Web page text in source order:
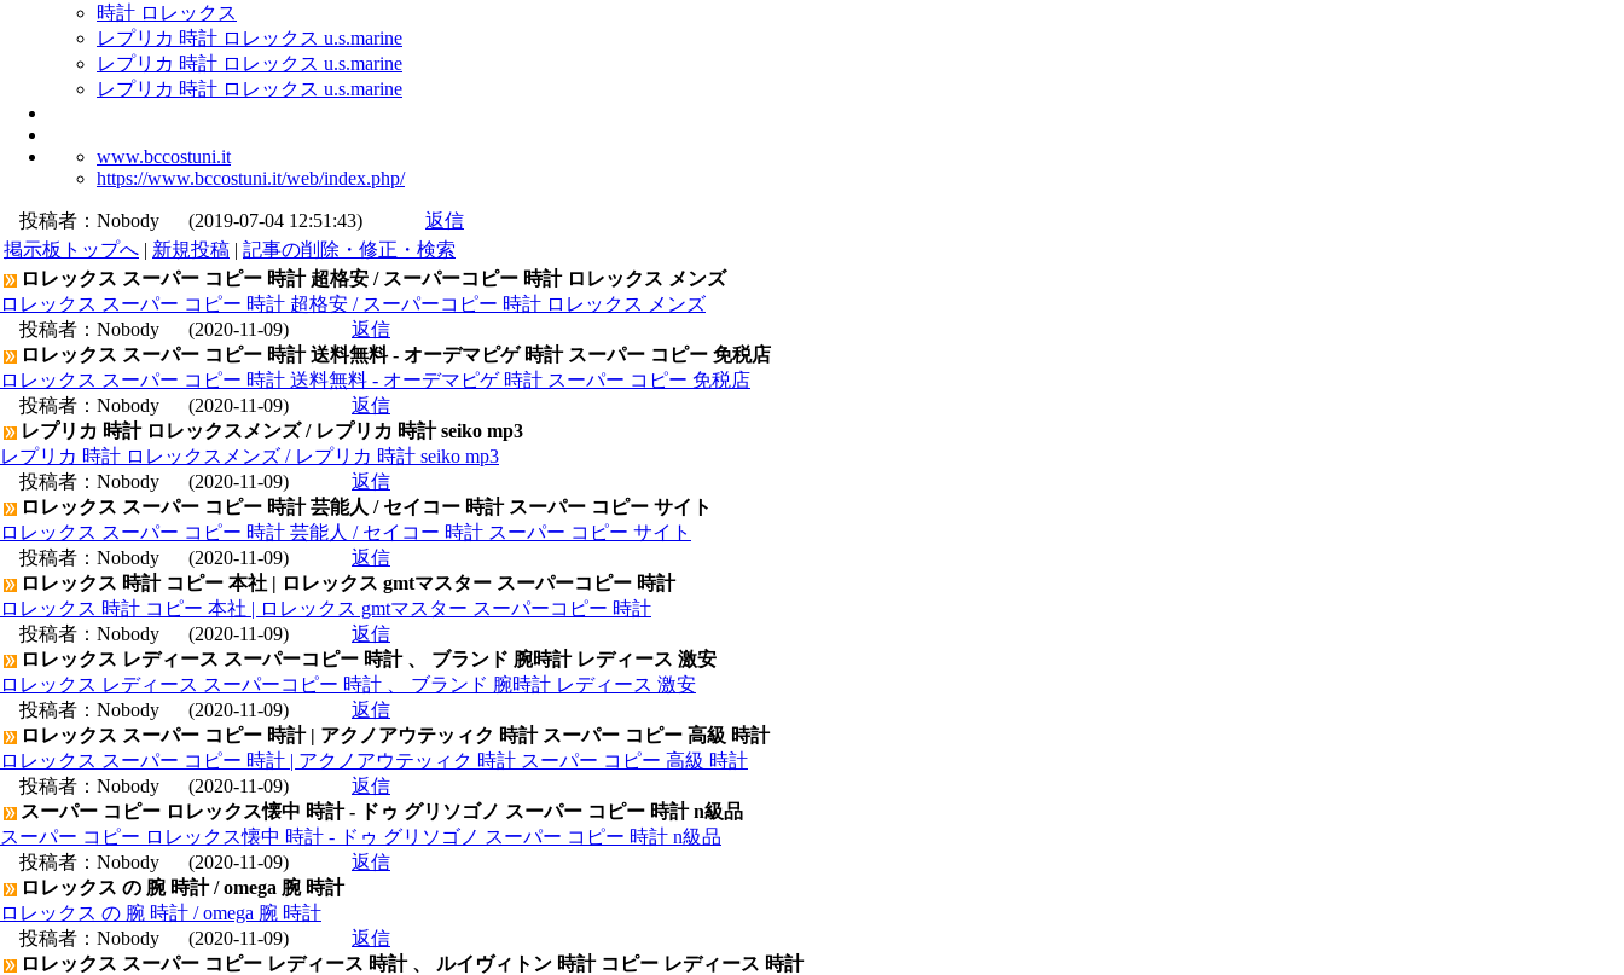
時計 ロレックス
レプリカ 時計 ロレックス u.s.marine
レプリカ 時計 ロレックス u.s.marine
レプリカ 時計 ロレックス u.s.marine
www.bccostuni.it
https://www.bccostuni.it/web/index.php/
投稿者： Nobody (2019-07-04 12:51:43)
返信
掲示板トップへ | 新規投稿 | 記事の削除・修正・検索
ロレックス スーパー コピー 時計 超格安 / スーパーコピー 時計 ロレックス メンズ
ロレックス スーパー コピー 時計 超格安 / スーパーコピー 時計 ロレックス メンズ
投稿者： Nobody (2020-11-09)
返信
ロレックス スーパー コピー 時計 送料無料 - オーデマピゲ 時計 スーパー コピー 免税店
ロレックス スーパー コピー 時計 送料無料 - オーデマピゲ 時計 スーパー コピー 免税店
投稿者： Nobody (2020-11-09)
返信
レプリカ 時計 ロレックスメンズ / レプリカ 時計 seiko mp3
レプリカ 時計 ロレックスメンズ / レプリカ 時計 seiko mp3
投稿者： Nobody (2020-11-09)
返信
ロレックス スーパー コピー 時計 芸能人 / セイコー 時計 スーパー コピー サイト
ロレックス スーパー コピー 時計 芸能人 / セイコー 時計 スーパー コピー サイト
投稿者： Nobody (2020-11-09)
返信
ロレックス 時計 コピー 本社 | ロレックス gmtマスター スーパーコピー 時計
ロレックス 時計 コピー 本社 | ロレックス gmtマスター スーパーコピー 時計
投稿者： Nobody (2020-11-09)
返信
ロレックス レディース スーパーコピー 時計 、 ブランド 腕時計 レディース 激安
ロレックス レディース スーパーコピー 時計 、 ブランド 腕時計 レディース 激安
投稿者： Nobody (2020-11-09)
返信
ロレックス スーパー コピー 時計 | アクノアウテッィク 時計 スーパー コピー 高級 時計
ロレックス スーパー コピー 時計 | アクノアウテッィク 時計 スーパー コピー 高級 時計
投稿者： Nobody (2020-11-09)
返信
スーパー コピー ロレックス懐中 時計 - ドゥ グリソゴノ スーパー コピー 時計 n級品
スーパー コピー ロレックス懐中 時計 - ドゥ グリソゴノ スーパー コピー 時計 n級品
投稿者： Nobody (2020-11-09)
返信
ロレックス の 腕 時計 / omega 腕 時計
ロレックス の 腕 時計 / omega 腕 時計
投稿者： Nobody (2020-11-09)
返信
ロレックス スーパー コピー レディース 時計 、 ルイヴィトン 時計 コピー レディース 時計